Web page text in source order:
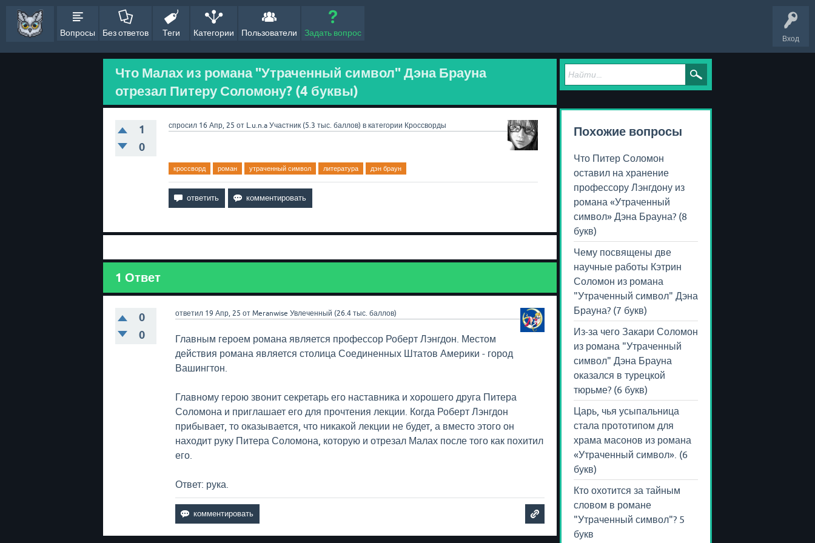
Вход
Вопросы Без ответов Теги Категории Пользователи Задать вопрос
Что Малах из романа "Утраченный символ" Дэна Брауна
отрезал Питеру Соломону? (4 буквы)
1
0
спросил 16 Апр, 25 от L.u.n.a Участник (5.3 тыс. баллов) в категории Кроссворды
кроссворд роман утраченный символ литература дэн браун
1 Ответ
0
0
ответил 19 Апр, 25 отMeranwise Увлеченный (26.4 тыс. баллов)
Главным героем романа является профессор Роберт Лэнгдон. Местом
действия романа является столица Соединенных Штатов Америки - город
Вашингтон.
Главному герою звонит секретарь его наставника и хорошего друга Питера
Соломона и приглашает его для прочтения лекции. Когда Роберт Лэнгдон
прибывает, то оказывается, что никакой лекции не будет, а вместо этого он
находит руку Питера Соломона, которую и отрезал Малах после того как похитил
его.
Ответ: рука.
Похожие вопросы
Что Питер Соломон
оставил на хранение
профессору Лэнгдону из
романа «Утраченный
символ» Дэна Брауна? (8
букв)
Чему посвящены две
научные работы Кэтрин
Соломон из романа
"Утраченный символ" Дэна
Брауна? (7 букв)
Из-за чего Закари Соломон
из романа "Утраченный
символ" Дэна Брауна
оказался в турецкой
тюрьме? (6 букв)
Царь, чья усыпальница
стала прототипом для
храма масонов из романа
«Утраченный символ». (6
букв)
Кто охотится за тайным
словом в романе
"Утраченный символ"? 5
букв